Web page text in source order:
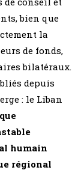
bien que
la
de fonds,
bilatéraux.
depuis
: le Liban
humain
régional